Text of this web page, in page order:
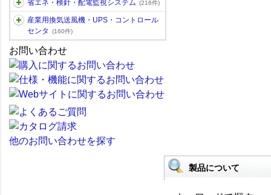
省エネ・検針・配電監視システム (216件)
産業用換気送風機・UPS・コントロール
センタ
(160件)
お問い合わせ
他のお問い合わせを探す
製品について